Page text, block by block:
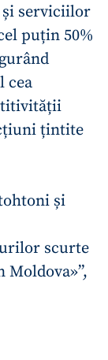
serviciilor
puțin 50%
cea
țintite
și
scurte
Moldova»”,